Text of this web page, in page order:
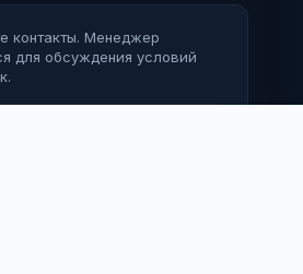
контакты. Менеджер
для обсуждения условий